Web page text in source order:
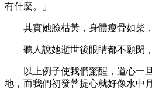
有什麼。」
其實她臉枯黃，身體瘦骨如柴
聽人說她逝世後眼睛都不願閉
以上例子使我們驚醒，道心一
地，而我們初發菩提心就好像水中